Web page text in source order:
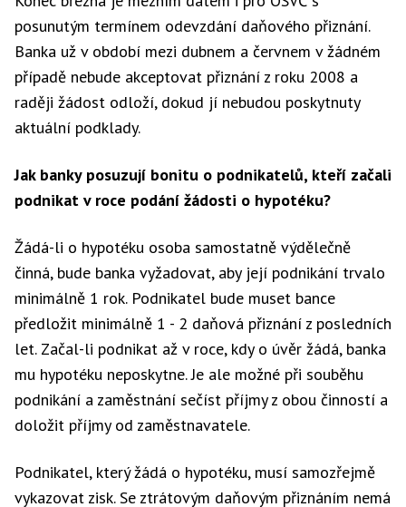
posunutým termínem odevzdání daňového přiznání.
Banka už v období mezi dubnem a červnem v žádném
případě nebude akceptovat přiznání z roku 2008 a
raději žádost odloží, dokud jí nebudou poskytnuty
aktuální podklady.
Jak banky posuzují bonitu o podnikatelů, kteří začali
podnikat v roce podání žádosti o hypotéku?
Žádá-li o hypotéku osoba samostatně výdělečně
činná, bude banka vyžadovat, aby její podnikání trvalo
minimálně 1 rok. Podnikatel bude muset bance
předložit minimálně 1 - 2 daňová přiznání z posledních
let. Začal-li podnikat až v roce, kdy o úvěr žádá, banka
mu hypotéku neposkytne. Je ale možné při souběhu
podnikání a zaměstnání sečíst příjmy z obou činností a
doložit příjmy od zaměstnavatele.
Podnikatel, který žádá o hypotéku, musí samozřejmě
vykazovat zisk. Se ztrátovým daňovým přiznáním nemá